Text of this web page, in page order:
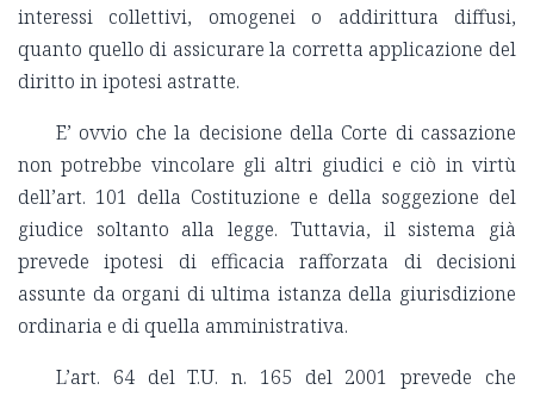
interessi collettivi, omogenei o addirittura diffusi,
quanto quello di assicurare la corretta applicazione del
diritto in ipotesi astratte.
E’ ovvio che la decisione della Corte di cassazione
non potrebbe vincolare gli altri giudici e ciò in virtù
dell’art. 101 della Costituzione e della soggezione del
giudice soltanto alla legge. Tuttavia, il sistema già
prevede ipotesi di efficacia rafforzata di decisioni
assunte da organi di ultima istanza della giurisdizione
ordinaria e di quella amministrativa.
L’art. 64 del T.U. n. 165 del 2001 prevede che